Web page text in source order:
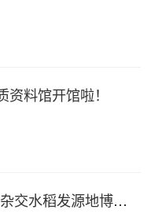
资料馆开馆啦！
锄禾新作-杂交水稻发源地博物苑，欢迎前去打卡体验